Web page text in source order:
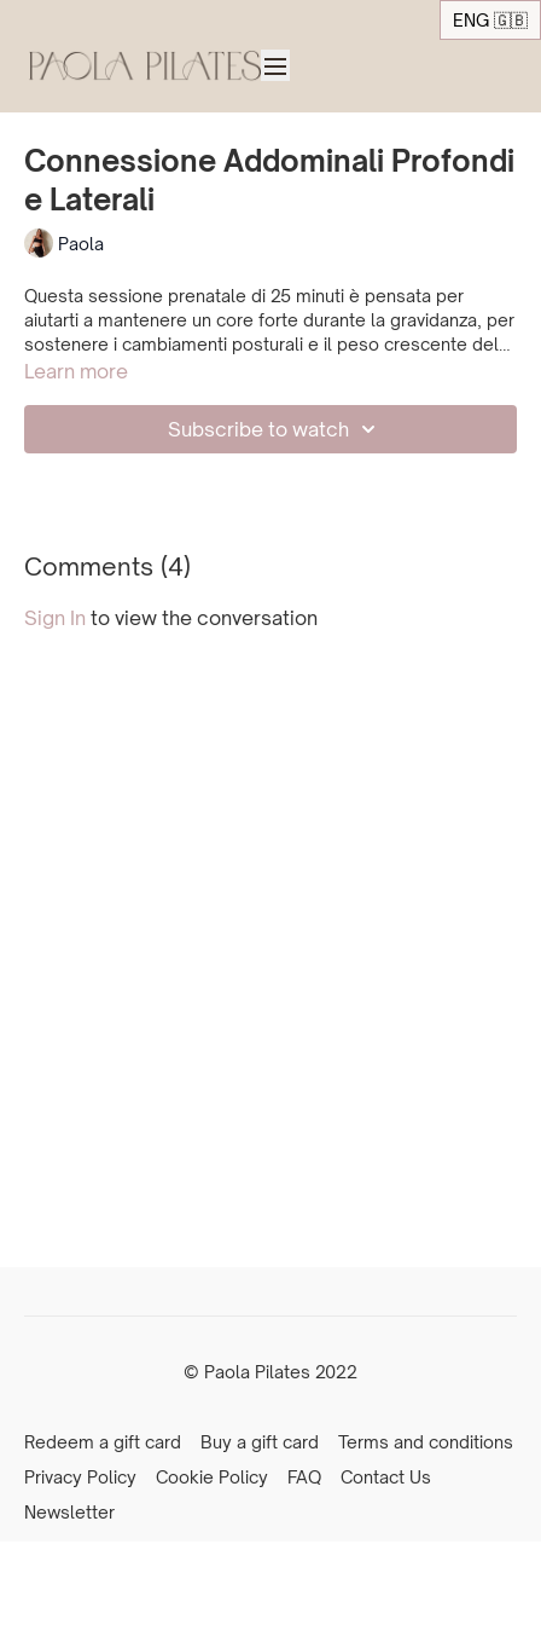
ENG 🇬🇧
Connessione Addominali Profondi
e Laterali
Paola
Questa sessione prenatale di 25 minuti è pensata per
aiutarti a mantenere un core forte durante la gravidanza, per
sostenere i cambiamenti posturali e il peso crescente del
pancione. Ci concentriamo sull'attivazione profonda degli
pancia" con i muscoli, mentre lavori sugli obliqui per la
Learn more
Subscribe to watch
Comments (4)
Sign In to view the conversation
© Paola Pilates 2022
Redeem a gift card Buy a gift card
Terms and conditions
Privacy Policy
Cookie Policy FAQ
Contact Us
Newsletter